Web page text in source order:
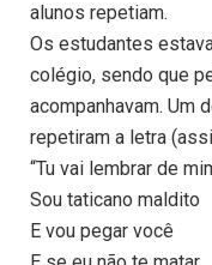
alunos repetiam.
Os estudantes
colégio, sendo que
acompanhavam. Um
repetiram a letra
“Tu vai lembrar de
Sou taticano maldito
E vou pegar você